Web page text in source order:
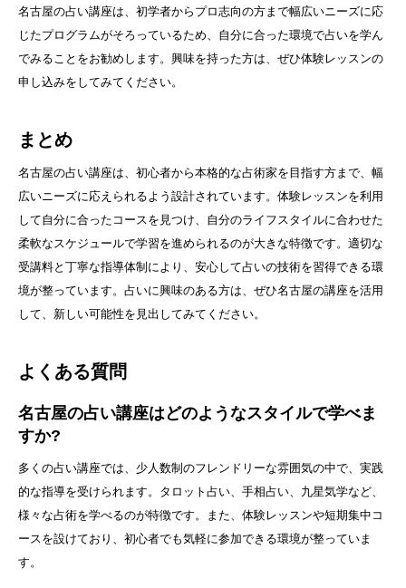
名古屋の占い講座は、初学者からプロ志向の方まで幅広いニーズに応
じたプログラムがそろっているため、自分に合った環境で占いを学ん
でみることをお勧めします。興味を持った方は、ぜひ体験レッスンの
申し込みをしてみてください。
まとめ
名古屋の占い講座は、初心者から本格的な占術家を目指す方まで、幅
広いニーズに応えられるよう設計されています。体験レッスンを利用
して自分に合ったコースを見つけ、自分のライフスタイルに合わせた
柔軟なスケジュールで学習を進められるのが大きな特徴です。適切な
受講料と丁寧な指導体制により、安心して占いの技術を習得できる環
境が整っています。占いに興味のある方は、ぜひ名古屋の講座を活用
して、新しい可能性を見出してみてください。
よくある質問
名古屋の占い講座はどのようなスタイルで学べま
すか?
多くの占い講座では、少人数制のフレンドリーな雰囲気の中で、実践
的な指導を受けられます。タロット占い、手相占い、九星気学など、
様々な占術を学べるのが特徴です。また、体験レッスンや短期集中コ
ースを設けており、初心者でも気軽に参加できる環境が整っていま
す。